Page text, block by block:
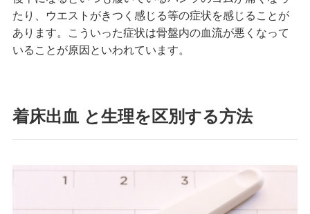
たり、ウエストがきつく感じる等の症状を感じることが
あります。こういった症状は骨盤内の血流が悪くなって
いることが原因といわれています。
着床出血 と生理を区別する方法